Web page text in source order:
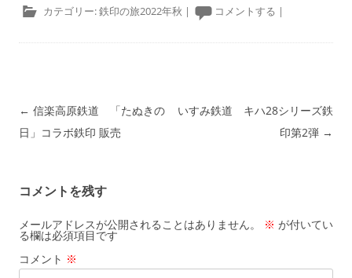
カテゴリー:鉄印の旅2022年秋 | コメントする |
投稿ナビゲーション
← 信楽高原鉄道 「たぬきの
日」コラボ鉄印 販売
いすみ鉄道 キハ28シリーズ鉄
印第2弾 →
コメントを残す
メールアドレスが公開されることはありません。 ※ が付いてい
る欄は必須項目です
コメント ※